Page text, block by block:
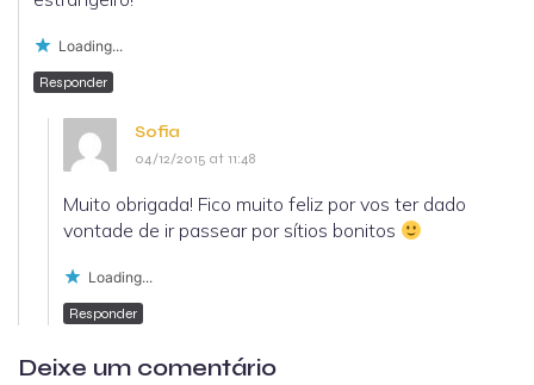
Loading...
Responder
Sofia
04/12/2015 at 11:48
Muito obrigada! Fico muito feliz por vos ter dado
vontade de ir passear por sítios bonitos
Loading...
Responder
Deixe um comentário